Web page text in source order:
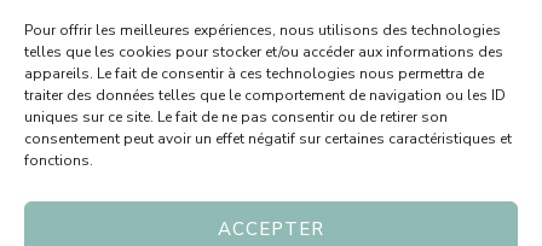
Pour offrir les meilleures expériences, nous utilisons des technologies
telles que les cookies pour stocker et/ou accéder aux informations des
appareils. Le fait de consentir à ces technologies nous permettra de
traiter des données telles que le comportement de navigation ou les ID
uniques sur ce site. Le fait de ne pas consentir ou de retirer son
consentement peut avoir un effet négatif sur certaines caractéristiques et
fonctions.
ACCEPTER